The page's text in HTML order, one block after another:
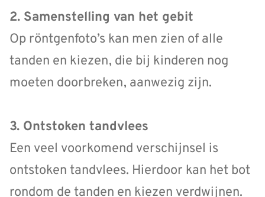
2. Samenstelling van het gebit
Op röntgenfoto’s kan men zien of alle
tanden en kiezen, die bij kinderen nog
moeten doorbreken, aanwezig zijn.
3. Ontstoken tandvlees
Een veel voorkomend verschijnsel is
ontstoken tandvlees. Hierdoor kan het bot
rondom de tanden en kiezen verdwijnen.